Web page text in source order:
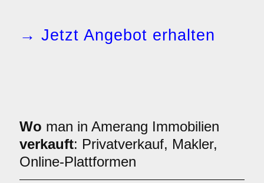
→ Jetzt Angebot erhalten
Wo man in Amerang Immobilien
verkauft: Privatverkauf, Makler,
Online-Plattformen